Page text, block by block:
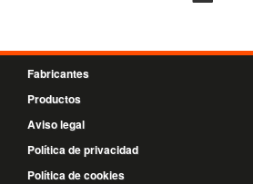
Fabricantes
Productos
Aviso legal
Política de privacidad
Política de cookies